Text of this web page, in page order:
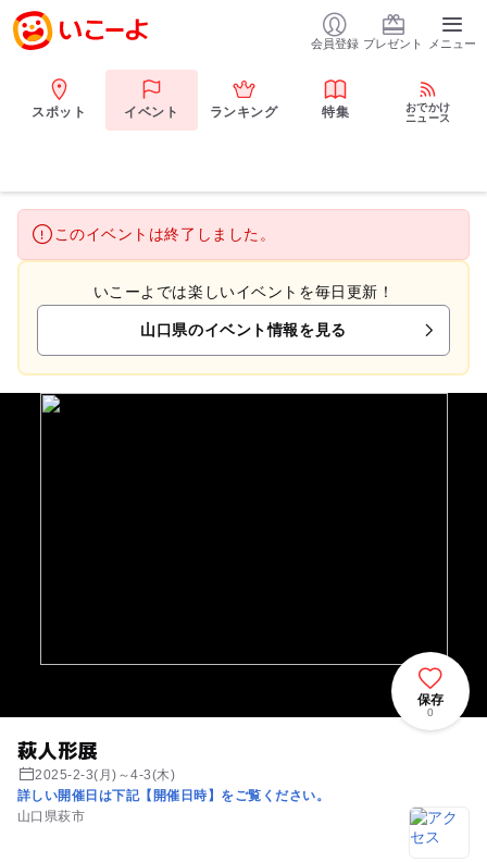
会員登録 プレゼント メニュー
スポット イベント ランキング 特集
おでかけ
ニュース
このイベントは終了しました。
いこーよでは楽しいイベントを毎日更新！
山口県のイベント情報を見る
萩人形展
2025-2-3(月)～4-3(木)
詳しい開催日は下記【開催日時】をご覧ください。
山口県萩市
保存
0